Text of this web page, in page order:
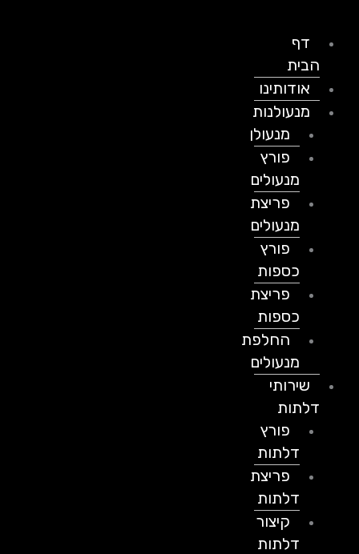
דף
הבית
אודותינו
מנעולנות
מנעולן
פורץ
מנעולים
פריצת
מנעולים
פורץ
כספות
פריצת
כספות
החלפת
מנעולים
שירותי
דלתות
פורץ
דלתות
פריצת
דלתות
קיצור
דלתות